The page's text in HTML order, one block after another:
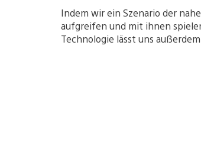
Indem wir ein Szenario der
aufgreifen und mit ihnen
Technologie lässt uns